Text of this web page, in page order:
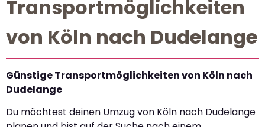
Transportmöglichkeiten
von Köln nach Dudelange
Günstige Transportmöglichkeiten von Köln nach
Dudelange
Du möchtest deinen Umzug von Köln nach Dudelange